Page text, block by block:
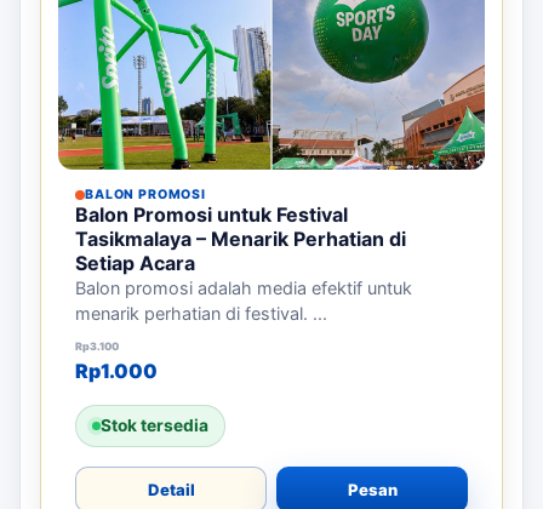
BALON PROMOSI
Balon Promosi untuk Festival
Tasikmalaya – Menarik Perhatian di
Setiap Acara
Balon promosi adalah media efektif untuk
menarik perhatian di festival. ...
Rp3.100
Harga aslinya adalah: Rp3.100.
Rp1.000
Harga saat ini adalah: Rp1.000.
Stok tersedia
Detail Pesan